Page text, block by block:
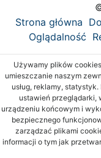
Strona główna
Oglądalność
Używamy plików
umieszczanie naszym
usług, reklamy,
ustawień przeglądarki,
urządzeniu końcowym i
bezpiecznego
zarządzać plikami
informacji o tym jak